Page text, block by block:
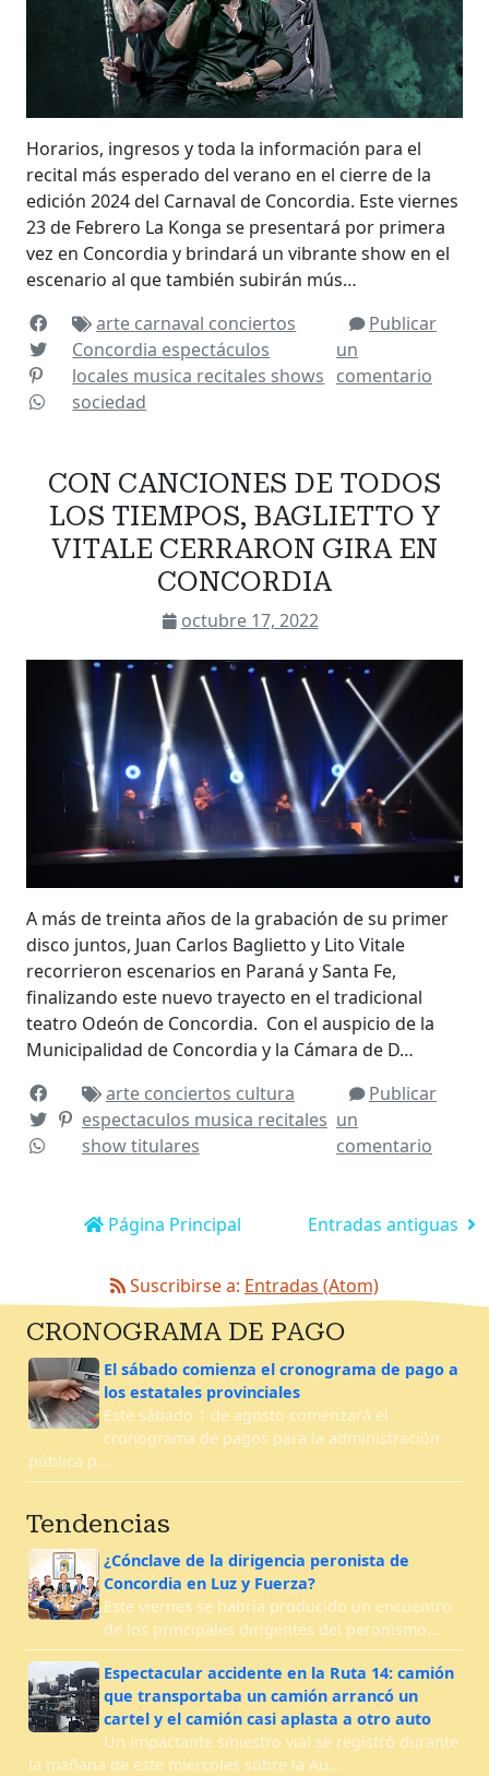
Horarios, ingresos y toda la información para el
recital más esperado del verano en el cierre de la
edición 2024 del Carnaval de Concordia. Este viernes
23 de Febrero La Konga se presentará por primera
vez en Concordia y brindará un vibrante show en el
escenario al que también subirán mús…
arte carnaval conciertos
Concordia espectáculos
locales musica recitales shows
sociedad
Publicar
un
comentario
CON CANCIONES DE TODOS
LOS TIEMPOS, BAGLIETTO Y
VITALE CERRARON GIRA EN
CONCORDIA
octubre 17, 2022
A más de treinta años de la grabación de su primer
disco juntos, Juan Carlos Baglietto y Lito Vitale
recorrieron escenarios en Paraná y Santa Fe,
finalizando este nuevo trayecto en el tradicional
teatro Odeón de Concordia. Con el auspicio de la
Municipalidad de Concordia y la Cámara de D…
arte conciertos cultura
espectaculos musica recitales
showtitulares
Publicar
un
comentario
Entradas antiguas
Página Principal
Suscribirse a: Entradas (Atom)
CRONOGRAMA DE PAGO
El sábado comienza el cronograma de pago a
los estatales provinciales
Este sábado 1 de agosto comenzará el
cronograma de pagos para la administración
pública p…
Tendencias
¿Cónclave de la dirigencia peronista de
Concordia en Luz y Fuerza?
Este viernes se habría producido un encuentro
de los principales dirigentes del peronismo…
Espectacular accidente en la Ruta 14: camión
que transportaba un camión arrancó un
cartel y el camión casi aplasta a otro auto
Un impactante siniestro vial se registró durante
la mañana de este miércoles sobre la Au…